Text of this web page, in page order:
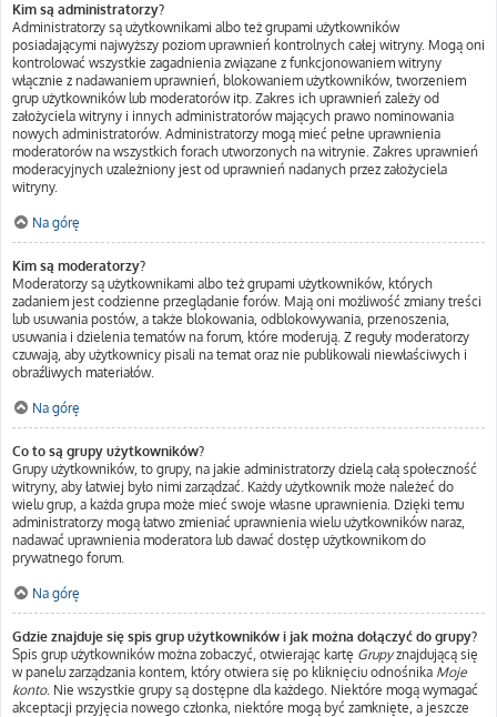
Kim są administratorzy?
Administratorzy są użytkownikami albo też grupami użytkowników
posiadającymi najwyższy poziom uprawnień kontrolnych całej witryny. Mogą oni
kontrolować wszystkie zagadnienia związane z funkcjonowaniem witryny
włącznie z nadawaniem uprawnień, blokowaniem użytkowników, tworzeniem
grup użytkowników lub moderatorów itp. Zakres ich uprawnień zależy od
założyciela witryny i innych administratorów mających prawo nominowania
nowych administratorów. Administratorzy mogą mieć pełne uprawnienia
moderatorów na wszystkich forach utworzonych na witrynie. Zakres uprawnień
moderacyjnych uzależniony jest od uprawnień nadanych przez założyciela
witryny.
Na górę
Kim są moderatorzy?
Moderatorzy są użytkownikami albo też grupami użytkowników, których
zadaniem jest codzienne przeglądanie forów. Mają oni możliwość zmiany treści
lub usuwania postów, a także blokowania, odblokowywania, przenoszenia,
usuwania i dzielenia tematów na forum, które moderują. Z reguły moderatorzy
czuwają, aby użytkownicy pisali na temat oraz nie publikowali niewłaściwych i
obraźliwych materiałów.
Na górę
Co to są grupy użytkowników?
Grupy użytkowników, to grupy, na jakie administratorzy dzielą całą społeczność
witryny, aby łatwiej było nimi zarządzać. Każdy użytkownik może należeć do
wielu grup, a każda grupa może mieć swoje własne uprawnienia. Dzięki temu
administratorzy mogą łatwo zmieniać uprawnienia wielu użytkowników naraz,
nadawać uprawnienia moderatora lub dawać dostęp użytkownikom do
prywatnego forum.
Na górę
Gdzie znajduje się spis grup użytkowników i jak można dołączyć do grupy?
Spis grup użytkowników można zobaczyć, otwierając kartę Grupyznajdującą się
w panelu zarządzania kontem, który otwiera się po kliknięciu odnośnika Moje
konto. Nie wszystkie grupy są dostępne dla każdego. Niektóre mogą wymagać
akceptacji przyjęcia nowego członka, niektóre mogą być zamknięte, a jeszcze